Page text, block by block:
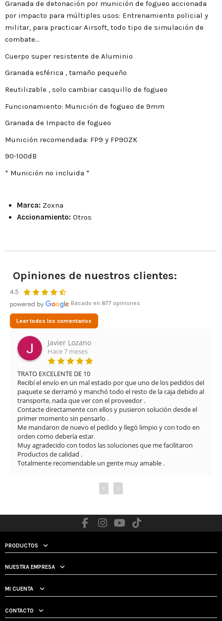
Granada de detonación por munición de fogueo accionada
por impacto para múltiples usos: Entrenamiento policial y
militar, para practicar Airsoft, todo tipo de simulación de
combate…
Cuerpo super resistente de Aluminio
Granada esférica , tamaño pequeño
Reutilizable , solo cambiar casquillo de fogueo
Funcionamiento: Munición de fogueo de 9mm
Granada de Impacto de fogueo
Munición recomendada: FP9 y FP9OZK
90-100dB
* Munición no incluida *
Marca: Zoxna
Accionamiento: Otros
Opiniones de nuestros clientes:
4.5
Basado en 877 opiniones
Leer todos los comentarios
Javier Lozano
Hace 7 meses
TRATO EXCELENTE DE 10
Recibí el envío en un mal estado por que uno de los pedidos del
paquete se derramó y manchó todo el resto de la caja debido al
transporte, nada que ver con el proveedor .
Contacte directamente con ellos y pusieron solución desde el
primer momento sin pensarlo .
Me mandaron de nuevo el pedido y llegó limpio y con todo en
orden como debería estar.
Muy agradecido con todos las soluciones que me facilitaron
Productos de calidad .
Totalmente recomendable un gente muy amable .
‹ ›
PRODUCTOS
NUESTRA EMPRESA
MI CUENTA
CONTACTO